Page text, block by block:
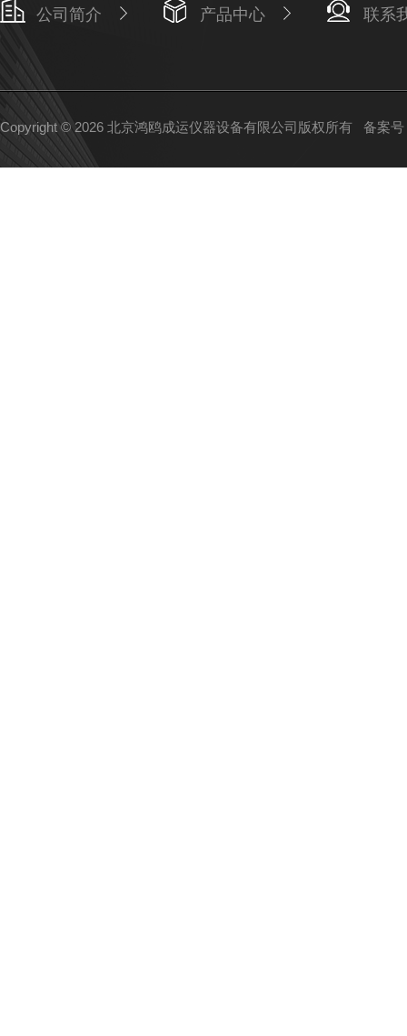
公司简介 产品中心 联系
Copyright © 2026 北京鸿鸥成运仪器设备有限公司版权所有 备案号